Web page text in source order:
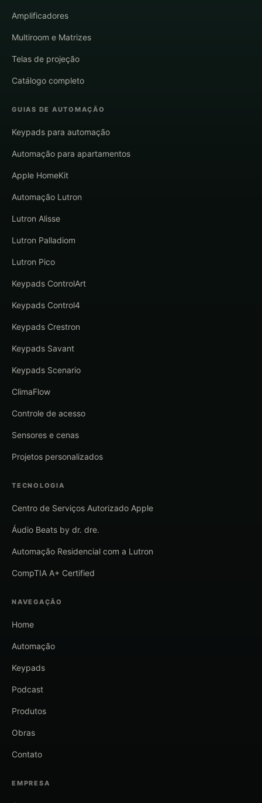
Amplificadores
Multiroom e Matrizes
Telas de projeção
Catálogo completo
GUIAS DE AUTOMAÇÃO
Keypads para automação
Automação para apartamentos
Apple HomeKit
Automação Lutron
Lutron Alisse
Lutron Palladiom
Lutron Pico
Keypads ControlArt
Keypads Control4
Keypads Crestron
Keypads Savant
Keypads Scenario
ClimaFlow
Controle de acesso
Sensores e cenas
Projetos personalizados
TECNOLOGIA
Centro de Serviços Autorizado Apple
Áudio Beats by dr. dre.
Automação Residencial com a Lutron
CompTIA A+ Certified
NAVEGAÇÃO
Home
Automação
Keypads
Podcast
Produtos
Obras
Contato
EMPRESA